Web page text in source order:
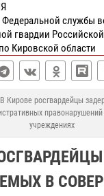
Федеральной службы
гвардии Российской
Кировской области
В Кирове росгвардейцы
учреждениях
В